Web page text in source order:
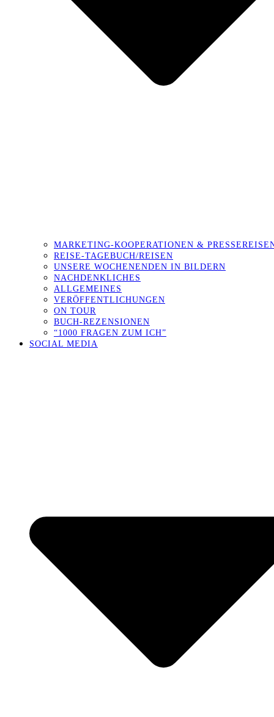
MARKETING-KOOPERATIONEN &
REISE-TAGEBUCH/REISEN
UNSERE WOCHENENDEN IN BILDERN
NACHDENKLICHES
ALLGEMEINES
VERÖFFENTLICHUNGEN
ON TOUR
BUCH-REZENSIONEN
“1000 FRAGEN ZUM ICH”
SOCIAL MEDIA